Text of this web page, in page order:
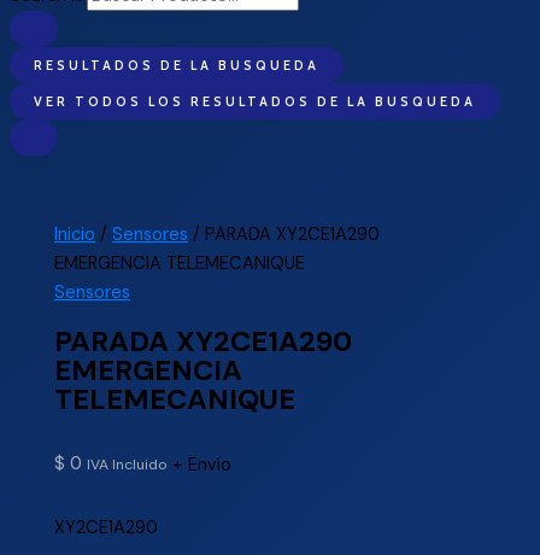
RESULTADOS DE LA BUSQUEDA
VER TODOS LOS RESULTADOS DE LA BUSQUEDA
Inicio /Sensores / PARADA XY2CE1A290
EMERGENCIA TELEMECANIQUE
Sensores
PARADA XY2CE1A290
EMERGENCIA
TELEMECANIQUE
$ 0 IVA Incluido + Envío
XY2CE1A290